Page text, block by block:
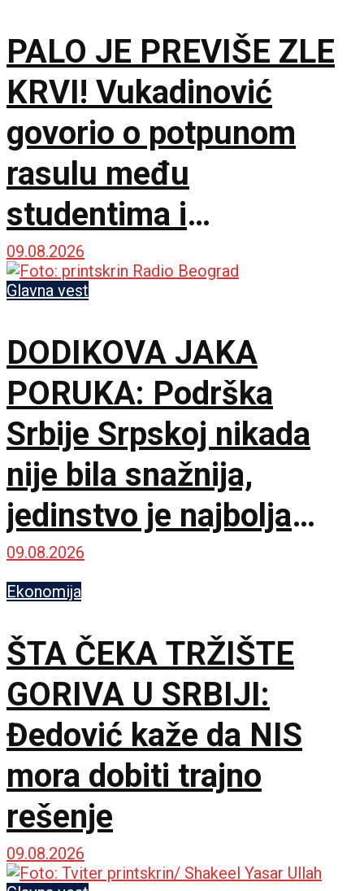
PALO JE PREVIŠE ZLE
KRVI! Vukadinović
govorio o potpunom
rasulu među
studentima i
opozicijom: Neka nam
je Bog u pomoći
09.08.2026
Glavna vest
DODIKOVA JAKA
PORUKA: Podrška
Srbije Srpskoj nikada
nije bila snažnija,
jedinstvo je najbolja
garancija
09.08.2026
Ekonomija
ŠTA ČEKA TRŽIŠTE
GORIVA U SRBIJI:
Đedović kaže da NIS
mora dobiti trajno
rešenje
09.08.2026